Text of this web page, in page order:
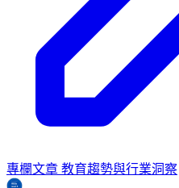
專欄文章 教育趨勢與行業洞察